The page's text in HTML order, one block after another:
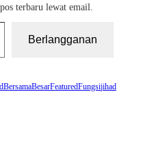
terbaru lewat email.
Berlangganan
BersamaBesarFeaturedFungsijihad